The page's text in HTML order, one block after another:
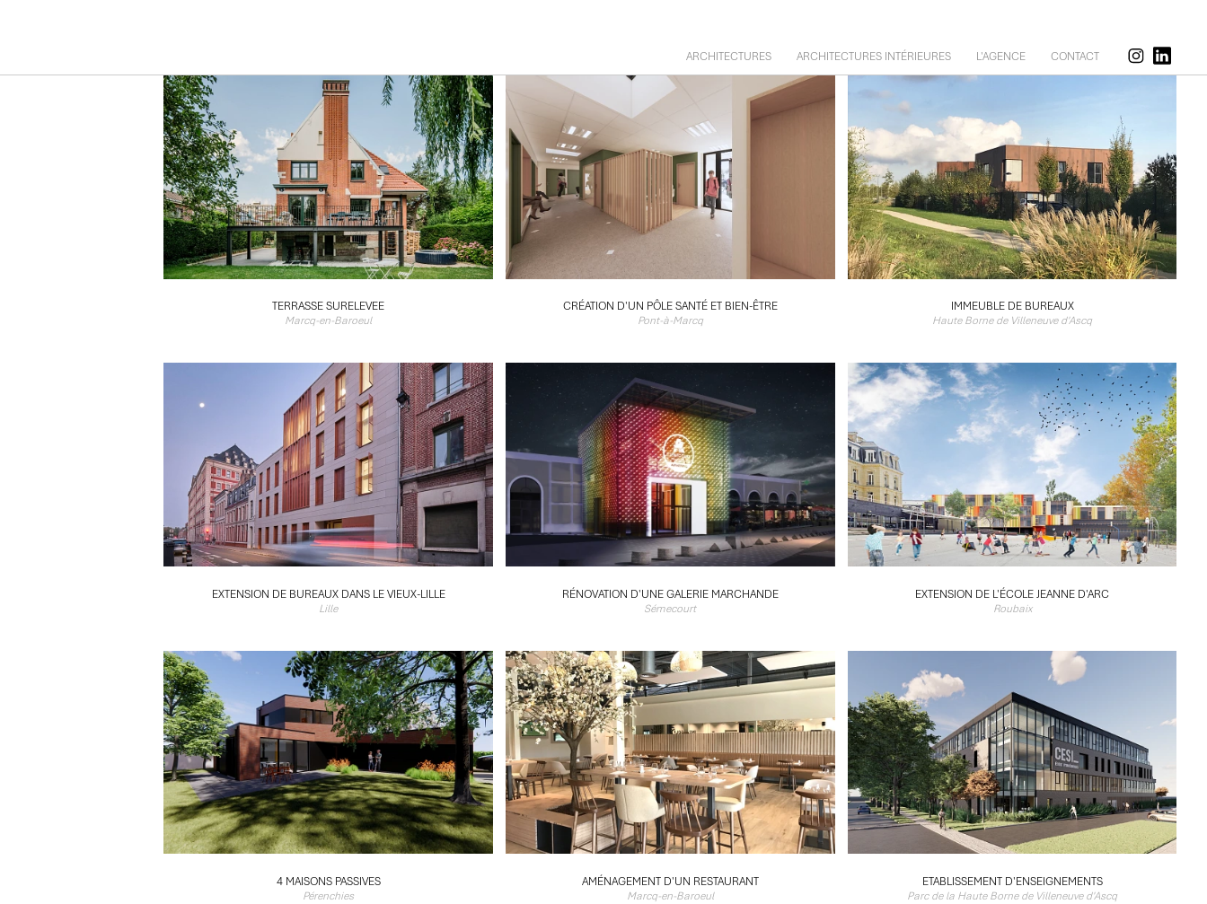
ARCHITECTURES ARCHITECTURES INTÉRIEURES L'AGENCE CONTACT
TERRASSE SURELEVEE
Marcq-en-Baroeul
CRÉATION D'UN PÔLE SANTÉ ET BIEN-ÊTRE
Pont-à-Marcq
IMMEUBLE DE BUREAUX
Haute Borne de Villeneuve d'Ascq
EXTENSION DE BUREAUX DANS LE VIEUX-LILLE
Lille
RÉNOVATION D'UNE GALERIE MARCHANDE
Sémecourt
EXTENSION DE L'ÉCOLE JEANNE D'ARC
Roubaix
4 MAISONS PASSIVES
Pérenchies
AMÉNAGEMENT D'UN RESTAURANT
Marcq-en-Baroeul
ETABLISSEMENT D'ENSEIGNEMENTS
Parc de la Haute Borne de Villeneuve d'Ascq